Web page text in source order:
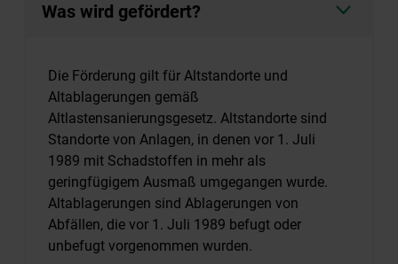
Was wird gefördert?
Die Förderung gilt für Altstandorte und
Altablagerungen gemäß
Altlastensanierungsgesetz. Altstandorte sind
Standorte von Anlagen, in denen vor 1. Juli
1989 mit Schadstoffen in mehr als
geringfügigem Ausmaß umgegangen wurde.
Altablagerungen sind Ablagerungen von
Abfällen, die vor 1. Juli 1989 befugt oder
unbefugt vorgenommen wurden.